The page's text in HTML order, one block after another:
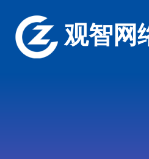
观智网